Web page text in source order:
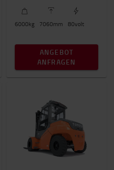
6000kg 7060mm 80volt
ANGEBOT
ANFRAGEN